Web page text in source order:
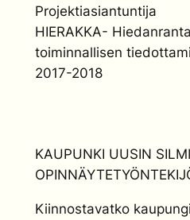
Projektiasiantuntija
HIERAKKA-
toiminnallisen
2017-2018
KAUPUNKI UUSIN
Kiinnostavatko